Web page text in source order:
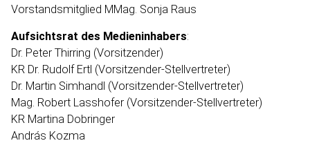
Vorstands­mitglied MMag. Sonja Raus
Aufsichtsrat des Medien­in­habers:
Dr. Peter Thirring (Vorsit­zender)
KR Dr. Rudolf Ertl (Vorsitzender-​Stellvertreter)
Dr. Martin Simhandl (Vorsitzender-​Stellvertreter)
Mag. Robert Lasshofer (Vorsitzender-​Stellvertreter)
KR Martina Dobringer
András Kozma